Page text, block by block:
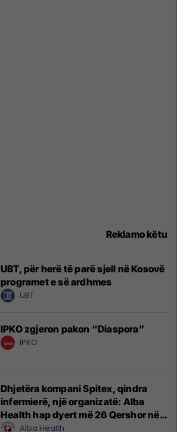
Reklamo këtu
UBT, për herë të parë sjell në Kosovë
programet e së ardhmes
UBT
IPKO zgjeron pakon “Diaspora”
IPKO
Dhjetëra kompani Spitex, qindra
infermierë, një organizatë: Alba
Health hap dyert më 26 Qershor në
CyrihAlba Health